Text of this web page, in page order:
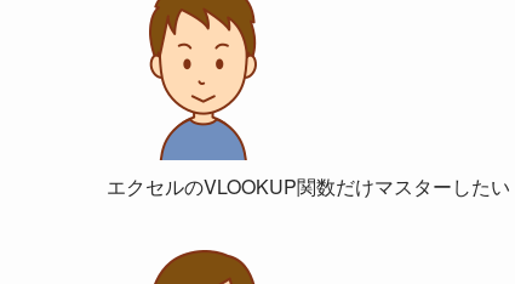
エクセルのVLOOKUP関数だけマスターしたい